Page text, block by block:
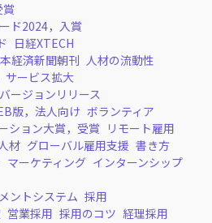
ド2024，入賞
日経XTECH
経済新聞朝刊 人材の流動性
サービス拡大
ージョンリリース
版，法人向け ボランティア
ション大賞，受賞
リモート雇用
材 グローバル雇用支援 書き方
マーケティング インターンシップ
ントシステム 採用
営業採用 採用のコツ 経理採用